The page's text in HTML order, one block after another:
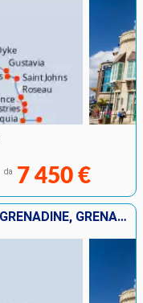
da 7 450 €
BARBADOS, SAINT-VINCENT E LE GRENADINE, GRENADA, MARTINICA, SANTA LUCIA, ANTIGUA E BARBUDA, SAINT MARTIN, FRANCIA, ANGUILLA, STATI UNITI